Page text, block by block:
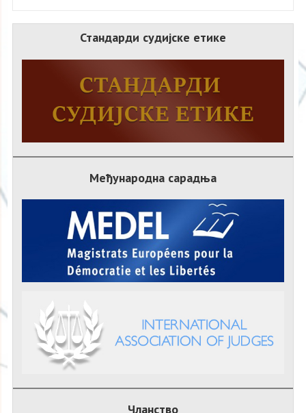
Стандарди судијске етике
Међународна сарадња
Чланство